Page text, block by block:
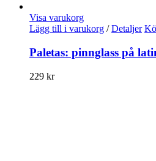
Visa varukorg
Lägg till i varukorg / Detaljer
Paletas: pinnglass på
229 kr